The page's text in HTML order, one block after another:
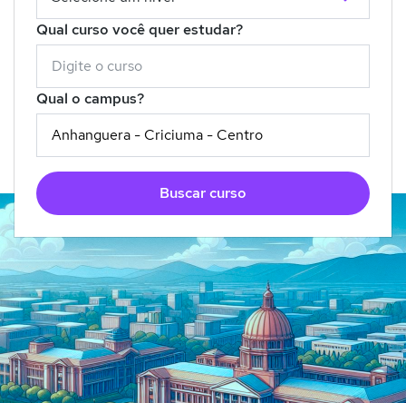
Qual curso você quer estudar?
Qual o campus?
Buscar curso